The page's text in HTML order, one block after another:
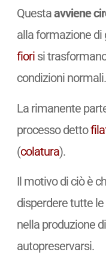
Questaavviene
alla formazione
fiorisi
condizioni normali.
La rimanente
processo detto
(colatura).
Il motivo di ciò è
disperdere tutte
nella produzione
autopreservarsi.